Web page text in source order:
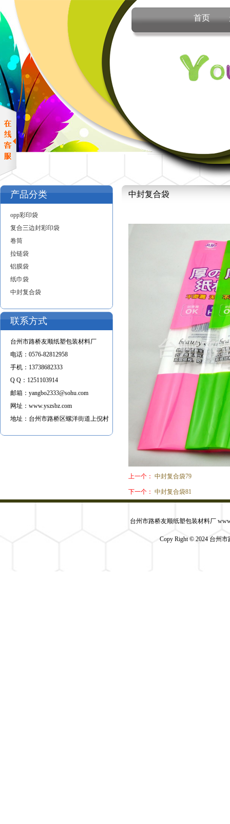
首页
产品分类
opp彩印袋
复合三边封彩印袋
卷筒
拉链袋
铝膜袋
纸巾袋
中封复合袋
联系方式
台州市路桥友顺纸塑包装材料厂
电话： 0576-82812958
手机： 13738682333
Q Q： 1251103914
邮箱： yangbo2333@sohu.com
网址： www.yszsbz.com
地址： 台州市路桥区螺洋街道上倪村
中封复合袋
上一个： 中封复合袋79
下一个： 中封复合袋81
台州市路桥友顺纸塑包装材料厂
Copy Right © 2024 台州